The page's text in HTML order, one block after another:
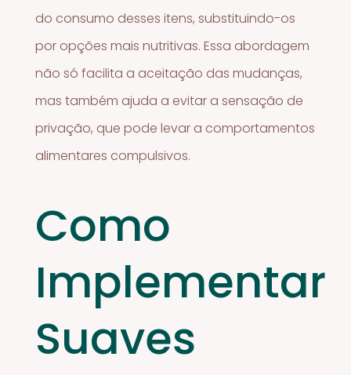
do consumo desses itens, substituindo-os
por opções mais nutritivas. Essa abordagem
não só facilita a aceitação das mudanças,
mas também ajuda a evitar a sensação de
privação, que pode levar a comportamentos
alimentares compulsivos.
Como
Implementar
Suaves